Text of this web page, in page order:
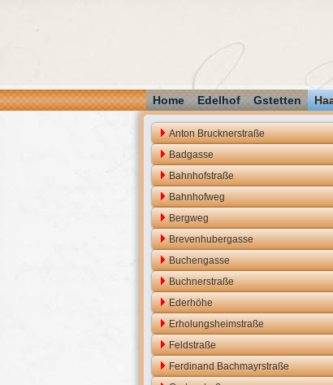
Home Edelhof Gstetten
Anton Brucknerstraße
Badgasse
Bahnhofstraße
Bahnhofweg
Bergweg
Brevenhubergasse
Buchengasse
Buchnerstraße
Ederhöhe
Erholungsheimstraße
Feldstraße
Ferdinand Bachmayrstraße